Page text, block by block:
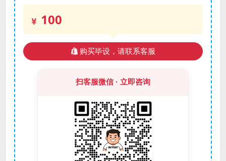
100
购买毕设，请联系客服
扫客服微信 · 立即咨询